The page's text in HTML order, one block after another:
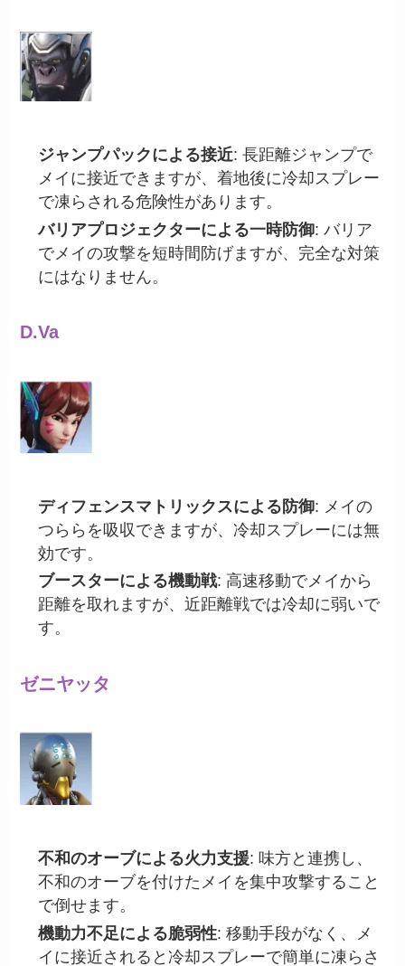
ジャンプパックによる接近: 長距離ジャンプで
メイに接近できますが、着地後に冷却スプレー
で凍らされる危険性があります。
バリアプロジェクターによる一時防御: バリア
でメイの攻撃を短時間防げますが、完全な対策
にはなりません。
D.Va
ディフェンスマトリックスによる防御: メイの
つららを吸収できますが、冷却スプレーには無
効です。
ブースターによる機動戦: 高速移動でメイから
距離を取れますが、近距離戦では冷却に弱いで
す。
ゼニヤッタ
不和のオーブによる火力支援: 味方と連携し、
不和のオーブを付けたメイを集中攻撃すること
で倒せます。
機動力不足による脆弱性: 移動手段がなく、メ
イに接近されると冷却スプレーで簡単に凍らさ